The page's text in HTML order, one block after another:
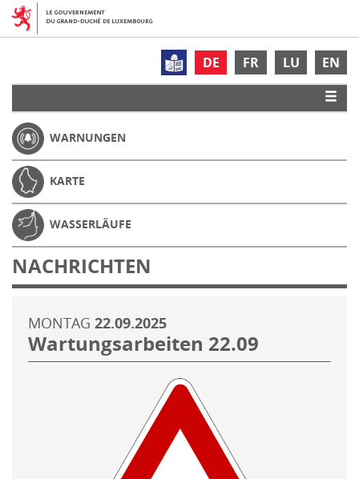
DE FR LU EN
WARNUNGEN
KARTE
WASSERLÄUFE
NACHRICHTEN
MONTAG 22.09.2025
Wartungsarbeiten 22.09